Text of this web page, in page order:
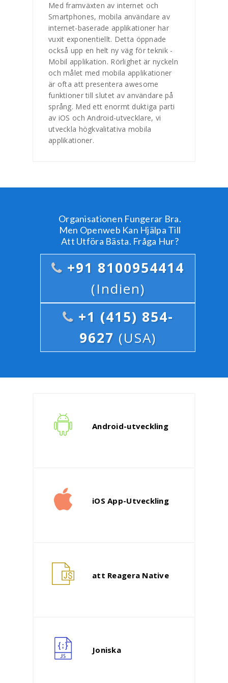
Med framväxten av internet och
Smartphones, mobila användare av
internet-baserade applikationer har
vuxit exponentiellt. Detta öppnade
också upp en helt ny väg för teknik -
Mobil applikation. Rörlighet är nyckeln
och målet med mobila applikationer
är ofta att presentera awesome
funktioner till slutet av användare på
språng. Med ett enormt duktiga parti
av iOS och Android-utvecklare, vi
utveckla högkvalitativa mobila
applikationer.
Organisationen Fungerar Bra.
Men Openweb Kan Hjälpa Till
Att Utföra Bästa. Fråga Hur?
+91 8100954414
(Indien)
+1 (415) 854-
9627 (USA)
Android-utveckling
iOS App-Utveckling
att Reagera Native
Joniska